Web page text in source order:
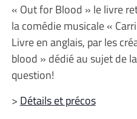
« Out for Blood » le livre
la comédie musicale «
Livre en anglais, par les
blood » dédié au sujet de
question!
> Détails et précos